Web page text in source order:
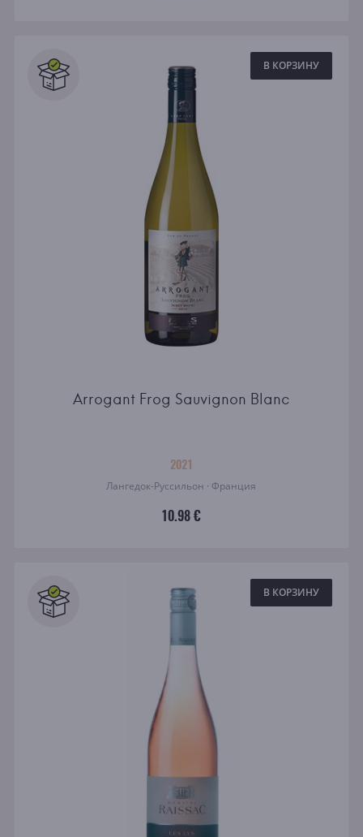
В КОРЗИНУ
Arrogant Frog Sauvignon Blanc
2021
Лангедок-Руссильон · Франция
10.98 €
В КОРЗИНУ